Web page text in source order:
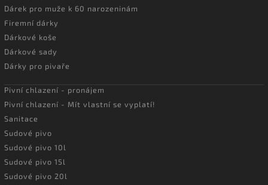
Dárek pro muže k 60 narozeninám
Firemní dárky
Dárkové koše
Dárkové sady
Dárky pro pivaře
Pivní chlazení - pronájem
Pivní chlazení - Mít vlastní se vyplatí!
Sanitace
Sudové pivo
Sudové pivo 10l
Sudové pivo 15l
Sudové pivo 20l